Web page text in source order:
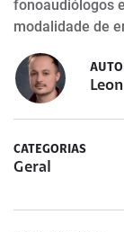
fonoaudiólogos
modalidade de
CATEGORIAS
Geral